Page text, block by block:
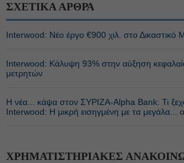
ΣΧΕΤΙΚΑ ΑΡΘΡΑ
Interwood: Νέο έργο €900 χιλ. στο Δικαστικό
Interwood: Κάλυψη 93% στην αύξηση
μετρητών
Η νέα... κάψα στον ΣΥΡΙΖΑ-Alpha Bank: Τι
Interwood: Η μικρή εισηγμένη με τα μεγάλα...
ΧΡΗΜΑΤΙΣΤΗΡΙΑΚΕΣ